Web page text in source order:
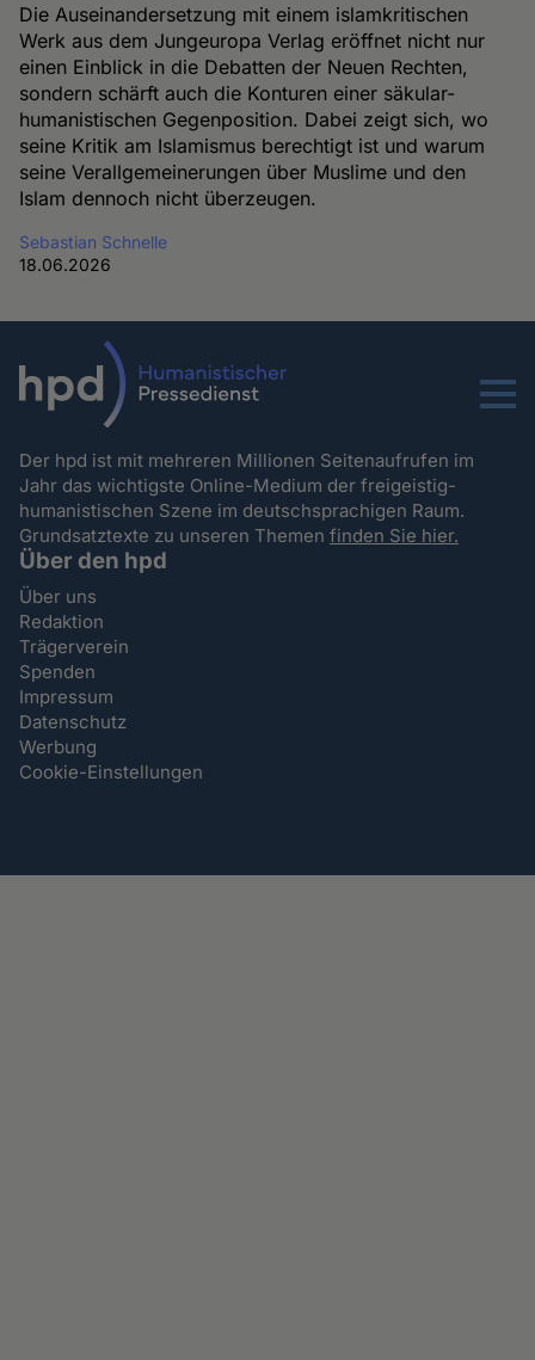
Die Auseinandersetzung mit einem islamkritischen
Werk aus dem Jungeuropa Verlag eröffnet nicht nur
einen Einblick in die Debatten der Neuen Rechten,
sondern schärft auch die Konturen einer säkular-
humanistischen Gegenposition. Dabei zeigt sich, wo
seine Kritik am Islamismus berechtigt ist und warum
seine Verallgemeinerungen über Muslime und den
Islam dennoch nicht überzeugen.
Sebastian Schnelle
18.06.2026
Menu
Der hpd ist mit mehreren Millionen Seitenaufrufen im
Jahr das wichtigste Online-Medium der freigeistig-
humanistischen Szene im deutschsprachigen Raum.
Grundsatztexte zu unseren Themenfinden Sie hier.
Über den hpd
Über uns
Redaktion
Trägerverein
Spenden
Impressum
Datenschutz
Werbung
Cookie-Einstellungen